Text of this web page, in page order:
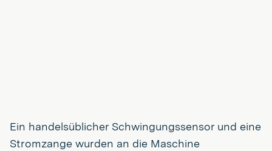
Ein handelsüblicher Schwingungssensor und eine
Stromzange wurden an die Maschine